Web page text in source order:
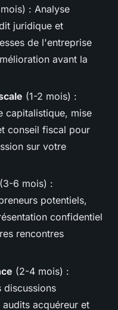
: Analyse
juridique et
de l'entreprise
avant la
(1-2 mois) :
capitalistique, mise
conseil fiscal pour
sur votre
(3-6 mois) :
potentiels,
confidentiel
rencontres
(2-4 mois) :
discussions
acquéreur et